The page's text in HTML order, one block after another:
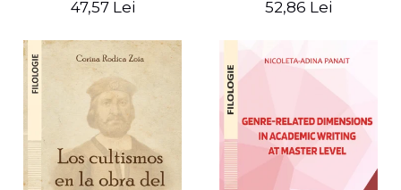
47,57 Lei
fiction
52,86 Lei